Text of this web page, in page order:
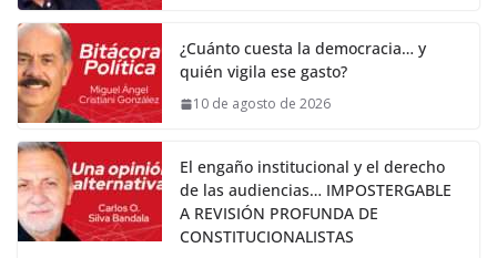
¿Cuánto cuesta la democracia… y
quién vigila ese gasto?
10 de agosto de 2026
El engaño institucional y el derecho
de las audiencias… IMPOSTERGABLE
A REVISIÓN PROFUNDA DE
CONSTITUCIONALISTAS